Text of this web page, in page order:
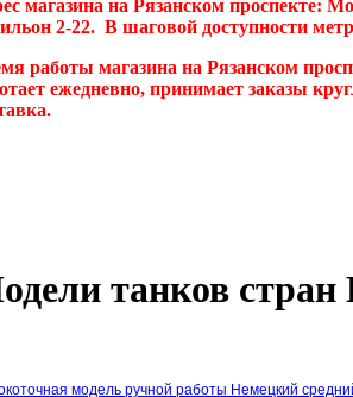
магазина на Рязанском проспекте:
2-22. В шаговой доступности
работы магазина на Рязанском
ежедневно, принимает заказы
танков
модель ручной работы Немецкий